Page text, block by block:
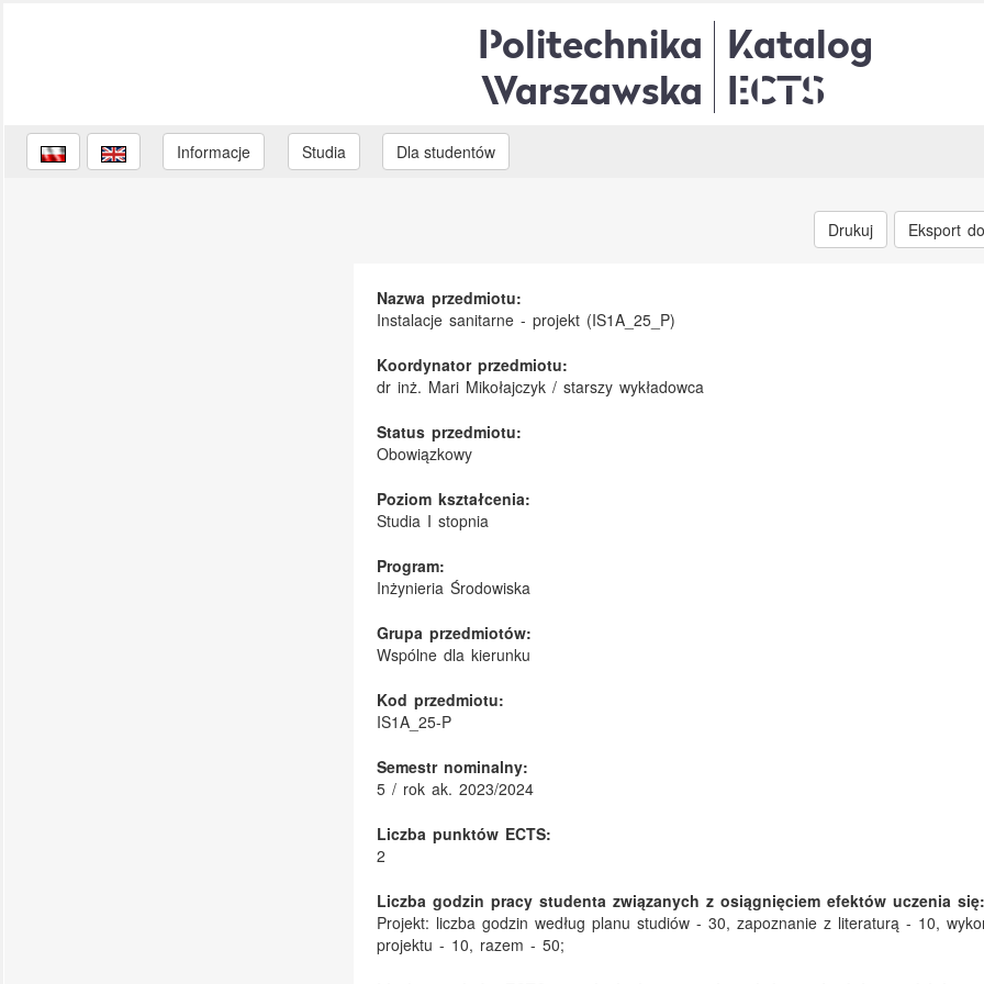
Politechnika
Warszawska
Katalog
ECTS
Informacje Studia Dla studentów
Drukuj Eksport
Nazwa przedmiotu:
Instalacje sanitarne - projekt (IS1A_25_P)
Koordynator przedmiotu:
dr inż. Mari Mikołajczyk / starszy wykładowca
Status przedmiotu:
Obowiązkowy
Poziom kształcenia:
Studia I stopnia
Program:
Inżynieria Środowiska
Grupa przedmiotów:
Wspólne dla kierunku
Kod przedmiotu:
IS1A_25-P
Semestr nominalny:
5 / rok ak. 2023/2024
Liczba punktów ECTS:
2
Liczba godzin pracy studenta związanych z osiągnięciem efektów uczenia się:
Projekt: liczba godzin według planu studiów - 30, zapoznanie z literaturą - 10,
projektu - 10, razem - 50;